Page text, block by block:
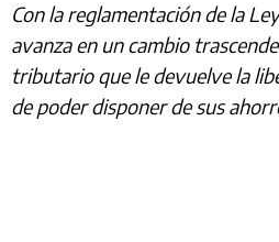
Con la reglamentación de la
avanza en un cambio
tributario que le devuelve la
de poder disponer de sus